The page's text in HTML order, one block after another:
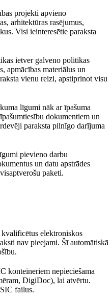
projekti apvieno
arhitektūras rasējumus,
Visi ieinteresētie paraksta
ietver galveno politikas
apmācības materiālus un
vienu reizi, apstiprinot visu
līgumi nāk ar īpašuma
dokumentiem un
paraksta pilnīgo darījuma
pievieno darbu
un datu apstrādes
paketi.
elektroniskos
nav pieejami. Šī automātiskā
konteineriem nepieciešama
DigiDoc), lai atvērtu.
failus.